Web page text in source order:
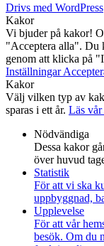
Drivs med WordPress
Kakor
Vi bjuder på kakor!
"Acceptera alla". Du
genom att klicka på
Inställningar
Kakor
Välj vilken typ av
sparas i ett år. Läs
Nödvändiga
Dessa kakor
över huvud
Statistik
För att vi ska
uppbyggnad,
Upplevelse
För att vår
besök. Om du